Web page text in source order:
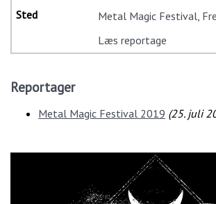
Metal Magic Festival,
Læs reportage
Reportager
Metal Magic Festival 2019 (25. juli